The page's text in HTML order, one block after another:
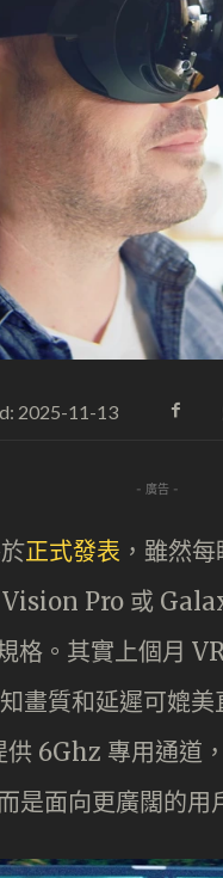
2025-11-13
- 廣告 -
正式發表 ，雖然
Vision Pro 或
格。其實上個月
畫質和延遲可媲
6Ghz 專用通道
是面向更廣闊的用